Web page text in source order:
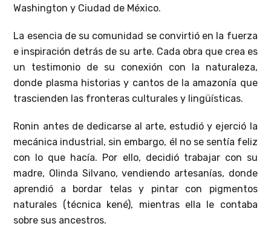
Washington y Ciudad de México.
La esencia de su comunidad se convirtió en la fuerza
e inspiración detrás de su arte. Cada obra que crea es
un testimonio de su conexión con la naturaleza,
donde plasma historias y cantos de la amazonía que
trascienden las fronteras culturales y lingüísticas.
Ronin antes de dedicarse al arte, estudió y ejerció la
mecánica industrial, sin embargo, él no se sentía feliz
con lo que hacía. Por ello, decidió trabajar con su
madre, Olinda Silvano, vendiendo artesanías, donde
aprendió a bordar telas y pintar con pigmentos
naturales (técnica kené), mientras ella le contaba
sobre sus ancestros.